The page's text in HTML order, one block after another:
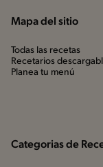
Mapa del sitio
Todas las recetas
Recetarios
Planea tu menú
Categorias de